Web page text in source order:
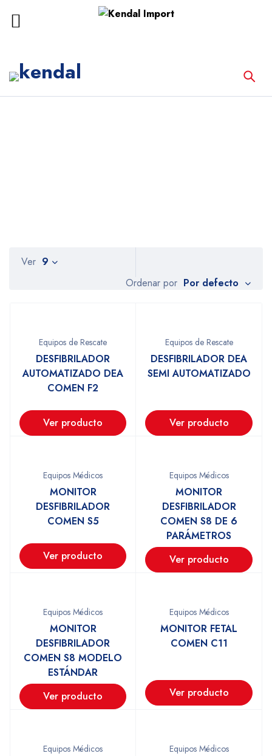
Ordenar por Por defecto
Ver 9
Equipos de Rescate
DESFIBRILADOR
AUTOMATIZADO DEA
COMEN F2
Ver producto
Equipos de Rescate
DESFIBRILADOR DEA
SEMI AUTOMATIZADO
Ver producto
Equipos Médicos
MONITOR
DESFIBRILADOR
COMEN S5
Ver producto
Equipos Médicos
MONITOR
DESFIBRILADOR
COMEN S8 DE 6
PARÁMETROS
Ver producto
Equipos Médicos
MONITOR
DESFIBRILADOR
COMEN S8 MODELO
ESTÁNDAR
Ver producto
Equipos Médicos
MONITOR FETAL
COMEN C11
Ver producto
Equipos Médicos Equipos Médicos